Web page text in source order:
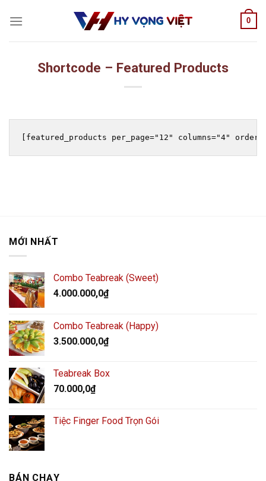
0
Shortcode – Featured Products
MỚI NHẤT
Combo Teabreak (Sweet)
4.000.000,0₫
Combo Teabreak (Happy)
3.500.000,0₫
Teabreak Box
70.000,0₫
Tiệc Finger Food Trọn Gói
BÁN CHẠY